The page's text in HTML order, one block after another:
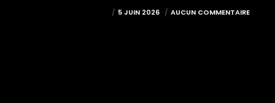
5 JUIN 2026 AUCUN COMMENTAIRE